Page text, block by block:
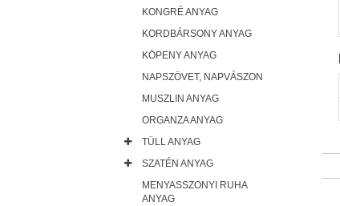
KONGRÉ ANYAG
KORDBÁRSONY ANYAG
KÖPENY ANYAG
NAPSZÖVET, NAPVÁSZON
MUSZLIN ANYAG
ORGANZA ANYAG
TÜLL ANYAG
SZATÉN ANYAG
MENYASSZONYI RUHA
ANYAG